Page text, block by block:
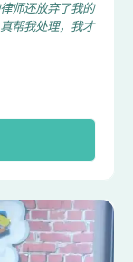
师还放弃了我的
帮我处理，我才